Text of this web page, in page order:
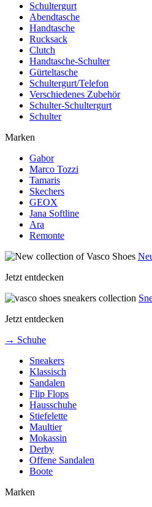
Schultergurt
Abendtasche
Handtasche
Rucksack
Clutch
Handtasche-Schulter
Gürteltasche
Schultergurt/Telefon
Verschiedenes Zubehör
Schulter-Schultergurt
Schulter
Marken
Gabor
Marco Tozzi
Tamaris
Skechers
GEOX
Jana Softline
Ara
Remonte
Jetzt entdecken
Jetzt entdecken
→ Schuhe
Sneakers
Klassisch
Sandalen
Flip Flops
Hausschuhe
Stiefelette
Maultier
Mokassin
Derby
Offene Sandalen
Boote
Marken